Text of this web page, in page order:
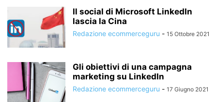
Il social di Microsoft LinkedIn
lascia la Cina
Redazione ecommerceguru - 15 Ottobre 2021
Gli obiettivi di una campagna
marketing su LinkedIn
Redazione ecommerceguru - 17 Giugno 2021